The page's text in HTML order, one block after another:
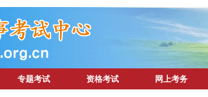
专题考试 资格考试 网上考务